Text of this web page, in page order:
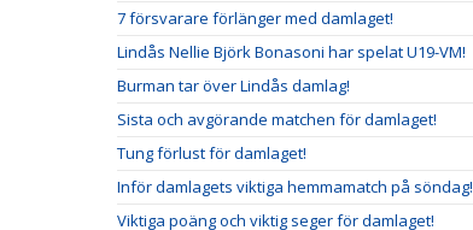
7 försvarare förlänger med damlaget!
Lindås Nellie Björk Bonasoni har spelat U19-VM!
Burman tar över Lindås damlag!
Sista och avgörande matchen för damlaget!
Tung förlust för damlaget!
Inför damlagets viktiga hemmamatch på söndag!
Viktiga poäng och viktig seger för damlaget!